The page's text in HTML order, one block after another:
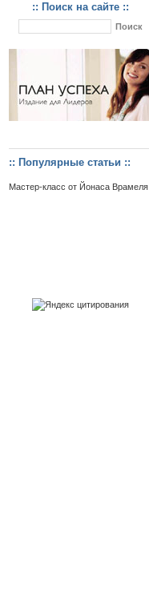
:: Поиск на сайте ::
:: Популярные статьи ::
Мастер-класс от Йонаса Врамеля